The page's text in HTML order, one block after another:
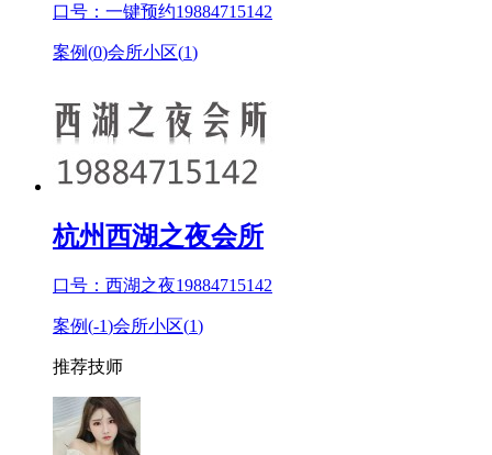
口号：一键预约19884715142
案例(0)会所小区(1)
杭州西湖之夜会所
口号：西湖之夜19884715142
案例(-1)会所小区(1)
推荐技师